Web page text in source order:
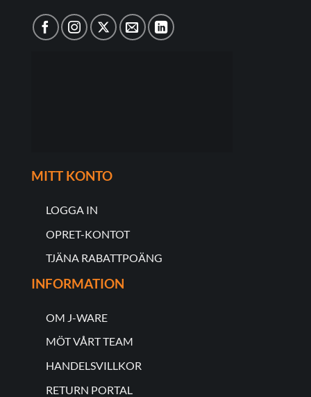
MITT KONTO
LOGGA IN
OPRET-KONTOT
TJÄNA RABATTPOÄNG
INFORMATION
OM J-WARE
MÖT VÅRT TEAM
HANDELSVILLKOR
RETURN PORTAL